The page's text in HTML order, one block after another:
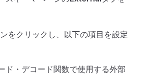
をクリックし、以下の項目を設定
ド・デコード関数で使用する外部